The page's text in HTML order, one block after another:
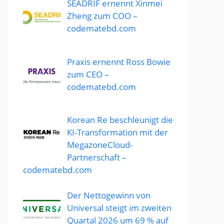
SEADRIF ernennt Xinmei
Zheng zum COO –
codematebd.com
Praxis ernennt Ross Bowie
zum CEO –
codematebd.com
Korean Re beschleunigt die
KI-Transformation mit der
MegazoneCloud-
Partnerschaft –
codematebd.com
Der Nettogewinn von
Universal steigt im zweiten
Quartal 2026 um 69 % auf